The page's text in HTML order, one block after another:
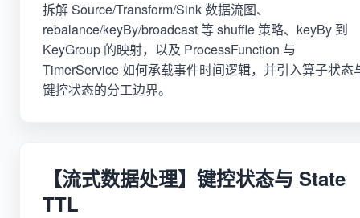
拆解 Source/Transform/Sink 数据流图、
rebalance/keyBy/broadcast 等 shuffle 策略、keyBy 到
KeyGroup 的映射，以及 ProcessFunction 与
TimerService 如何承载事件时间逻辑，并引入算子状态
键控状态的分工边界。
【流式数据处理】键控状态与 State
TTL